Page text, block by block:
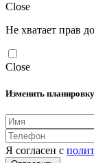
Close
Не хватает прав
Close
Изменить планировку
Я согласен с